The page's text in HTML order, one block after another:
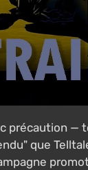
précaution —
que